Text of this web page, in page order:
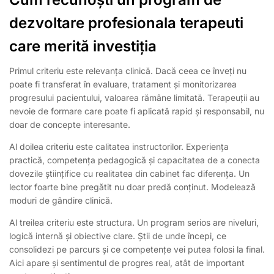
dezvoltare profesionala terapeuti
care merită investiția
Primul criteriu este relevanța clinică. Dacă ceea ce înveți nu
poate fi transferat în evaluare, tratament și monitorizarea
progresului pacientului, valoarea rămâne limitată. Terapeuții au
nevoie de formare care poate fi aplicată rapid și responsabil, nu
doar de concepte interesante.
Al doilea criteriu este calitatea instructorilor. Experiența
practică, competența pedagogică și capacitatea de a conecta
dovezile științifice cu realitatea din cabinet fac diferența. Un
lector foarte bine pregătit nu doar predă conținut. Modelează
moduri de gândire clinică.
Al treilea criteriu este structura. Un program serios are niveluri,
logică internă și obiective clare. Știi de unde începi, ce
consolidezi pe parcurs și ce competențe vei putea folosi la final.
Aici apare și sentimentul de progres real, atât de important